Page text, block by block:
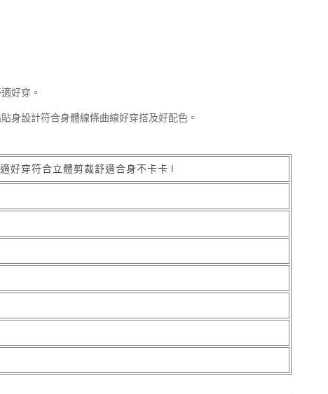
好穿。
身設計符合身體線條曲線好穿搭及好配色。
好穿符合立體剪裁舒適合身不卡卡 !